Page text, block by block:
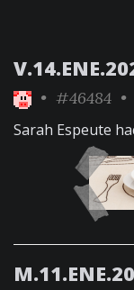
• #46484 •
Sarah Espeute